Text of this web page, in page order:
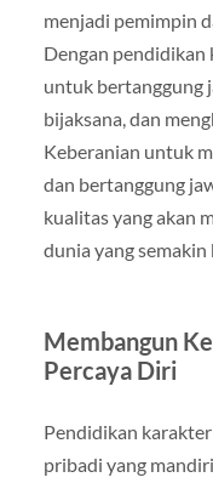
menjadi pemimpin
Dengan pendidikan
untuk bertanggung
bijaksana, dan
Keberanian untuk
dan bertanggung
kualitas yang akan
dunia yang
Membangun
Percaya Diri
Pendidikan
pribadi yang